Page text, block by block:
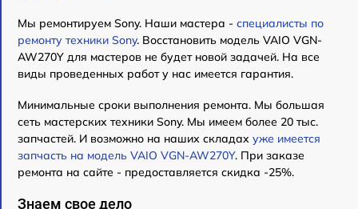
Мы ремонтируем Sony. Наши мастера - специалисты по
ремонту техники Sony. Восстановить модель VAIO VGN-
AW270Y для мастеров не будет новой задачей. На все
виды проведенных работ у нас имеется гарантия.
Минимальные сроки выполнения ремонта. Мы большая
сеть мастерских техники Sony. Мы имеем более 20 тыс.
запчастей. И возможно на наших складах уже имеется
запчасть на модель VAIO VGN-AW270Y. При заказе
ремонта на сайте - предоставляется скидка -25%.
Знаем свое дело